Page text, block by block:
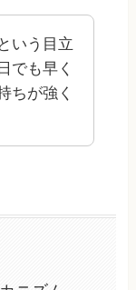
いう目立
でも早く
ちが強く